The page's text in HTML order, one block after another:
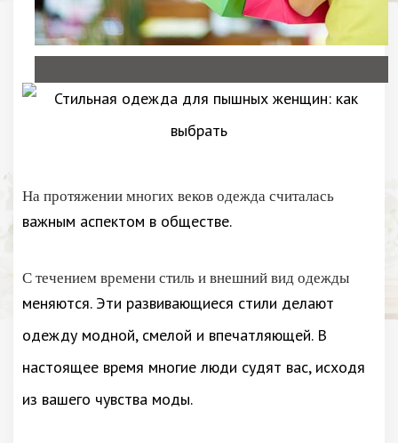
На протяжении многих веков одежда считалась
важным аспектом в обществе.
С течением времени стиль и внешний вид одежды
меняются. Эти развивающиеся стили делают
одежду модной, смелой и впечатляющей. В
настоящее время многие люди судят вас, исходя
из вашего чувства моды.